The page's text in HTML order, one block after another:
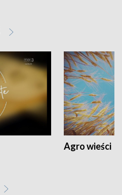
Agro wieści